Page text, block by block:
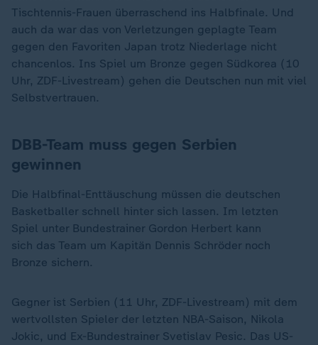
Tischtennis-Frauen überraschend ins Halbfinale. Und
auch da war das von Verletzungen geplagte Team
gegen den Favoriten Japan trotz Niederlage nicht
chancenlos. Ins Spiel um Bronze gegen Südkorea (10
Uhr, ZDF-Livestream) gehen die Deutschen nun mit viel
Selbstvertrauen.
DBB-Team muss gegen Serbien
gewinnen
Die Halbfinal-Enttäuschung müssen die deutschen
Basketballer schnell hinter sich lassen. Im letzten
Spiel unter Bundestrainer Gordon Herbert kann
sich das Team um Kapitän Dennis Schröder noch
Bronze sichern.
Gegner ist Serbien (11 Uhr, ZDF-Livestream) mit dem
wertvollsten Spieler der letzten NBA-Saison, Nikola
Jokic, und Ex-Bundestrainer Svetislav Pesic. Das US-